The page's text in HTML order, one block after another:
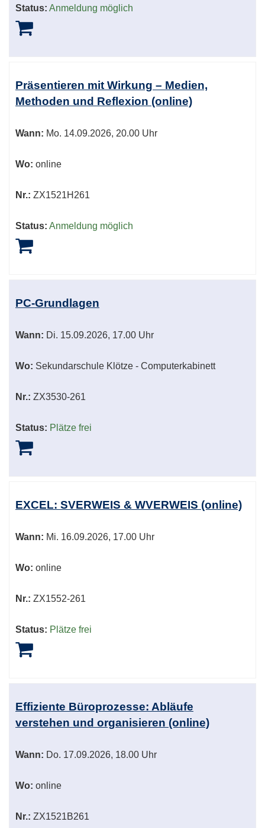
Status: Anmeldung möglich
Präsentieren mit Wirkung – Medien,
Methoden und Reflexion (online)
Wann: Mo. 14.09.2026, 20.00 Uhr
Wo: online
Nr.: ZX1521H261
Status: Anmeldung möglich
PC-Grundlagen
Wann: Di. 15.09.2026, 17.00 Uhr
Wo: Sekundarschule Klötze - Computerkabinett
Nr.: ZX3530-261
Status: Plätze frei
EXCEL: SVERWEIS & WVERWEIS (online)
Wann: Mi. 16.09.2026, 17.00 Uhr
Wo: online
Nr.: ZX1552-261
Status: Plätze frei
Effiziente Büroprozesse: Abläufe
verstehen und organisieren (online)
Wann: Do. 17.09.2026, 18.00 Uhr
Wo: online
Nr.: ZX1521B261